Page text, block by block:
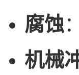
腐蚀
机械